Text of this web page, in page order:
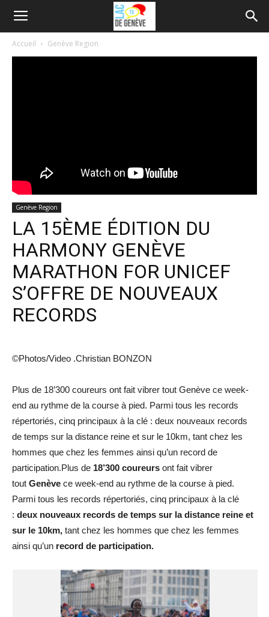
Accueil Genève Region
Genève Region
LA 15ÈME ÉDITION DU
HARMONY GENÈVE
MARATHON FOR UNICEF
S’OFFRE DE NOUVEAUX
RECORDS
©Photos/Video .Christian BONZON
Plus de 18’300 coureurs ont fait vibrer tout Genève ce week-
end au rythme de la course à pied. Parmi tous les records
répertoriés, cinq principaux à la clé : deux nouveaux records
de temps sur la distance reine et sur le 10km, tant chez les
hommes que chez les femmes ainsi qu’un record de
participation.Plus de 18’300 coureurs ont fait vibrer
tout Genève ce week-end au rythme de la course à pied.
Parmi tous les records répertoriés, cinq principaux à la clé
: deux nouveaux records de temps sur la distance reine et
sur le 10km, tant chez les hommes que chez les femmes
ainsi qu’un record de participation.